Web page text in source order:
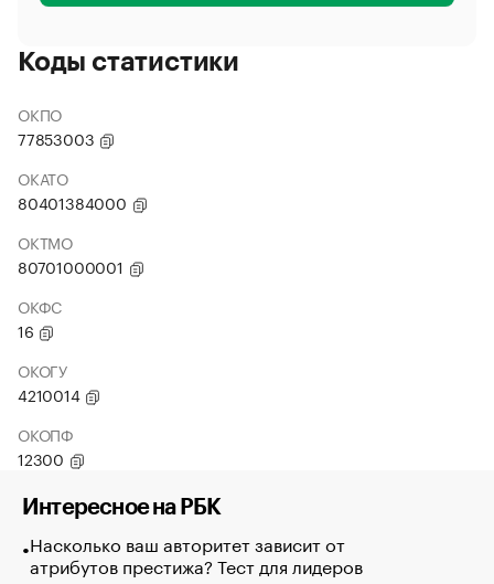
Коды статистики
ОКПО
77853003
ОКАТО
80401384000
ОКТМО
80701000001
ОКФС
16
ОКОГУ
4210014
ОКОПФ
12300
Интересное на РБК
Насколько ваш авторитет зависит от
атрибутов престижа? Тест для лидеров